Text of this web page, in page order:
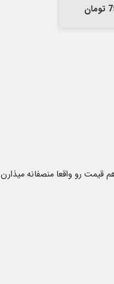
رو واقعا منصفانه میذارن